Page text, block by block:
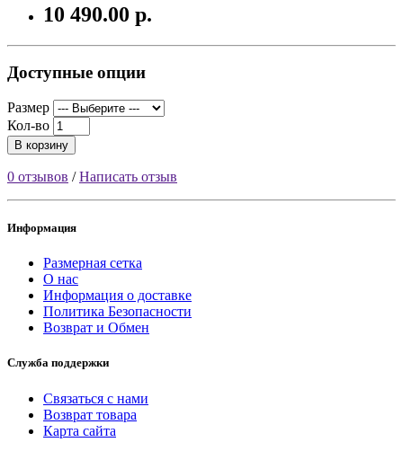
10 490.00 р.
Доступные опции
Размер
Кол-во
В корзину
0 отзывов /Написать отзыв
Информация
Размерная сетка
О нас
Информация о доставке
Политика Безопасности
Возврат и Обмен
Служба поддержки
Связаться с нами
Возврат товара
Карта сайта